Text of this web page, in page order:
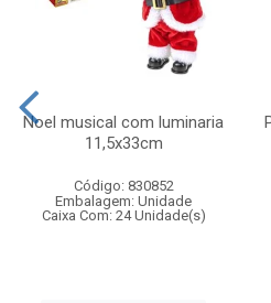
Noel musical com luminaria
11,5x33cm
Código: 830852
Embalagem: Unidade
Caixa Com: 24 Unidade(s)